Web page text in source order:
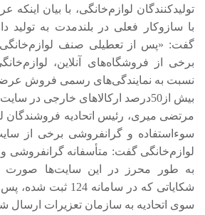
تولیدکنندگان لوازم‌خانگی، با بیان اینکه
با سازوکار فعلی در بلندمدت به تولید
گفت: «پس از تعطیلی صنف لوازم‌خانگی
برخی از فروشگاه‌های آنلاین،
نسبت به نمایندگی‌های رسمی فروش
بیش از50درصد ارکالاهای خارجی در سایت‌ها قاچاق است
مرتضی میری، رئیس اتحادیه فروشندگان
سوءاستفاده و گرانفروشی برخی از
لوازم‌خانگی گفت: متأسفانه گرانفروشی
به طور محرز در این سایت‌ها صورت
شکایاتی که در سامانه
سوی اتحادیه به سازمان تعزیرات ارسال